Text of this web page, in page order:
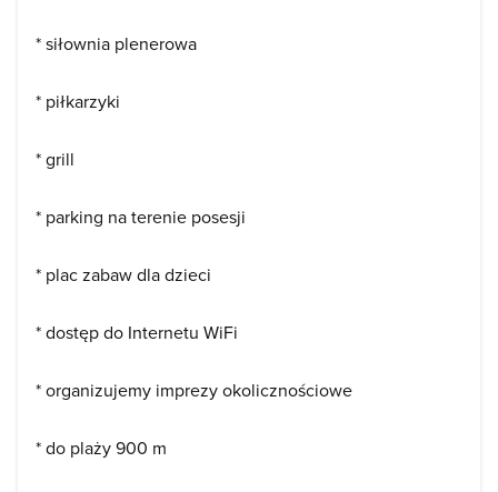
* siłownia plenerowa
* piłkarzyki
* grill
* parking na terenie posesji
* plac zabaw dla dzieci
* dostęp do Internetu WiFi
* organizujemy imprezy okolicznościowe
* do plaży 900 m